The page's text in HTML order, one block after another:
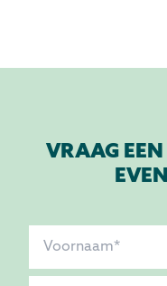
VRAAG